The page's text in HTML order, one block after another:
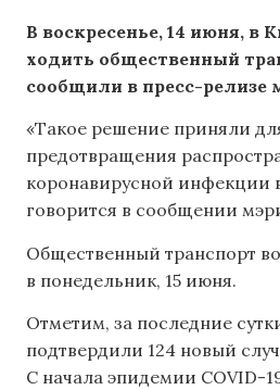
В воскресенье, 14 июня, в
ходить общественный
сообщили в пресс-релизе
«Такое решение приняли
предотвращения
коронавирусной инфекции
говорится в сообщении
Общественный транспорт
в понедельник, 15 июня.
Отметим, за последние
подтвердили 124 новый
С начала эпидемии COVID-